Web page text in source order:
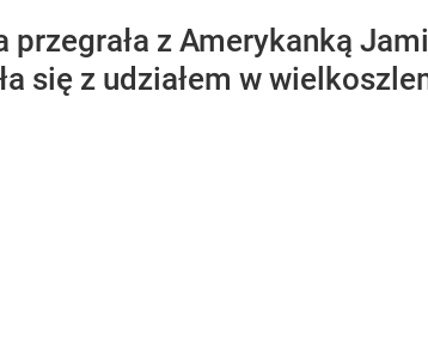
z Amerykanką
się z udziałem w